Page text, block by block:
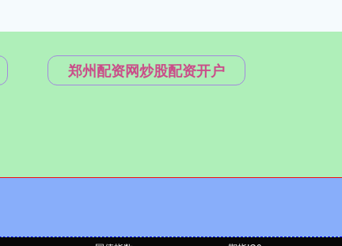
郑州配资网炒股配资开户